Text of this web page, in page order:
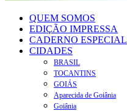
QUEM SOMOS
EDIÇÃO IMPRESSA
CADERNO ESPECIAL
CIDADES
BRASIL
TOCANTINS
GOIÁS
Aparecida de Goiânia
Goiânia